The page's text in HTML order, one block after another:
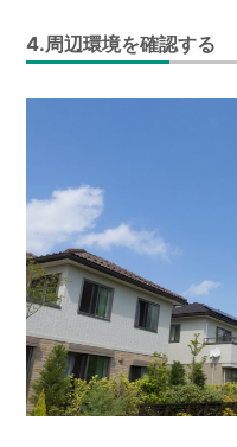
4.周辺環境を確認する